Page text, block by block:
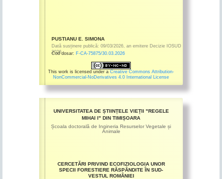
PUSTIANU E. SIMONA
Dată susținere publică: 09/03/2026 an emitere Decizie IOSUD
2026
Cod dosar: F-CA-75875/30.03.2026
This work is licensed under a Creative Commons Attribution-
NonCommercial-NoDerivatives 4.0 International License
UNIVERSITATEA DE ȘTIINȚELE VIEȚII "REGELE
MIHAI I" DIN TIMIȘOARA
Școala doctorală de Ingineria Resurselor Vegetale și
Animale
CERCETĂRI PRIVIND ECOFIZIOLOGIA UNOR
SPECII FORESTIERE RĂSPÂNDITE ÎN SUD-
VESTUL ROMÂNIEI